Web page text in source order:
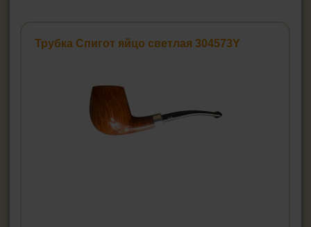
Трубка Спигот яйцо светлая 304573Y
Трубки Myon